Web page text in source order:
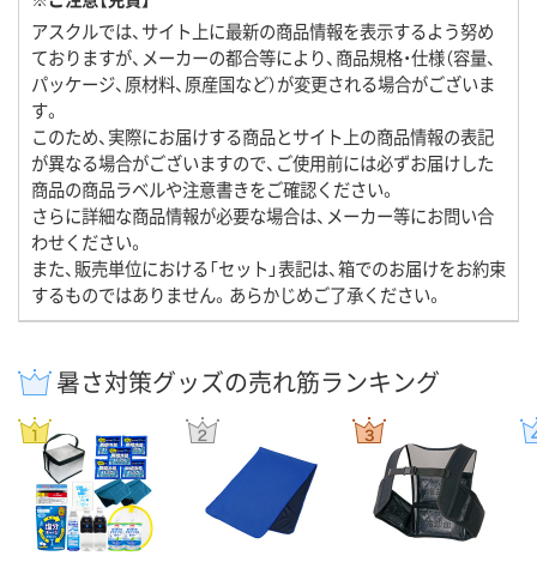
アスクルでは、サイト上に最新の商品情報を表示するよう努め
ておりますが、メーカーの都合等により、商品規格・仕様（容量、
パッケージ、原材料、原産国など）が変更される場合がございま
す。
このため、実際にお届けする商品とサイト上の商品情報の表記
が異なる場合がございますので、ご使用前には必ずお届けした
商品の商品ラベルや注意書きをご確認ください。
さらに詳細な商品情報が必要な場合は、メーカー等にお問い合
わせください。
また、販売単位における「セット」表記は、箱でのお届けをお約束
するものではありません。あらかじめご了承ください。
暑さ対策グッズの売れ筋ランキング